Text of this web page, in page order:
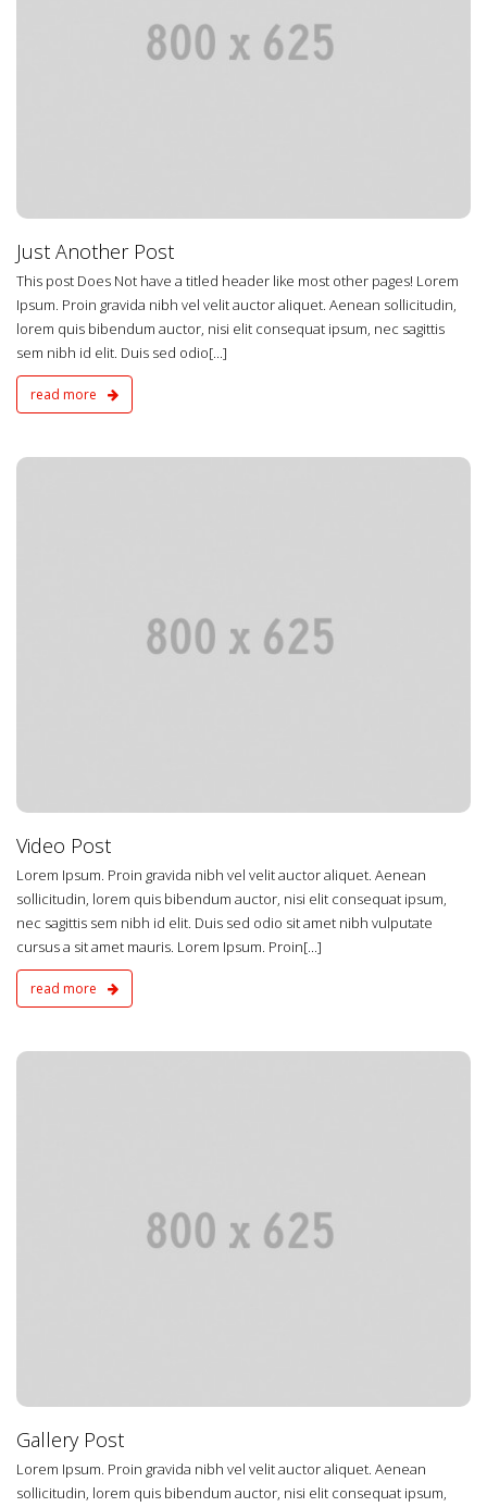
Just Another Post
This post Does Not have a titled header like most other pages! Lorem
Ipsum. Proin gravida nibh vel velit auctor aliquet. Aenean sollicitudin,
lorem quis bibendum auctor, nisi elit consequat ipsum, nec sagittis
sem nibh id elit. Duis sed odio[...]
read more
Video Post
Lorem Ipsum. Proin gravida nibh vel velit auctor aliquet. Aenean
sollicitudin, lorem quis bibendum auctor, nisi elit consequat ipsum,
nec sagittis sem nibh id elit. Duis sed odio sit amet nibh vulputate
cursus a sit amet mauris. Lorem Ipsum. Proin[...]
read more
Gallery Post
Lorem Ipsum. Proin gravida nibh vel velit auctor aliquet. Aenean
sollicitudin, lorem quis bibendum auctor, nisi elit consequat ipsum,